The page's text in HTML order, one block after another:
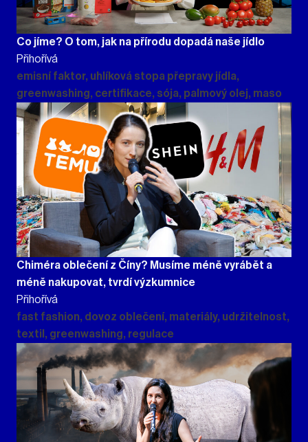
Co jíme? O tom, jak na přírodu dopadá naše jídlo
Přihořívá
emisní faktor, uhlíková stopa přepravy jídla,
greenwashing, certifikace, sója, palmový olej, maso
Chiméra oblečení z Číny? Musíme méně vyrábět a
méně nakupovat, tvrdí výzkumnice
Přihořívá
fast fashion, dovoz oblečení, materiály, udržitelnost,
textil, greenwashing, regulace